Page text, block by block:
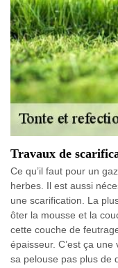
Travaux de
Ce qu’il faut pour un
herbes. Il est aussi
une scarification. La
ôter la mousse et la
cette couche de
épaisseur. C’est ça
sa pelouse pas plus de